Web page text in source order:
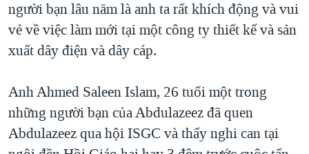
người bạn lâu năm là anh ta rất khích động và vui
vẻ về việc làm mới tại một công ty thiết kế và sản
xuất dây điện và dây cáp.
Anh Ahmed Saleen Islam, 26 tuổi một trong
những người bạn của Abdulazeez đã quen
Abdulazeez qua hội ISGC và thấy nghi can tại